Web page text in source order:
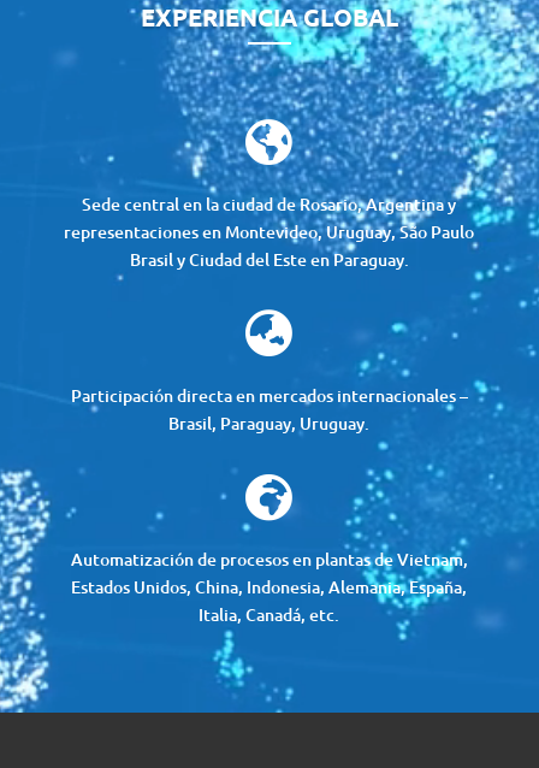
EXPERIENCIA GLOBAL

Sede central en la ciudad de Rosario, Argentina y
representaciones en Montevideo, Uruguay, São Paulo
Brasil y Ciudad del Este en Paraguay.

Participación directa en mercados internacionales –
Brasil, Paraguay, Uruguay.

Automatización de procesos en plantas de Vietnam,
Estados Unidos, China, Indonesia, Alemania, España,
Italia, Canadá, etc.